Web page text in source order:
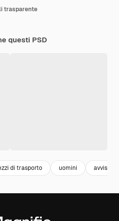
trasparente
questi PSD
di trasporto uomini avviso